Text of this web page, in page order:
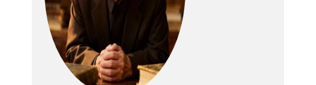
: Conception et fabrication
étudiées pour absorber et
retenir la chaleur du sol afin
d'optimiser le développement
des racines de vos végétaux